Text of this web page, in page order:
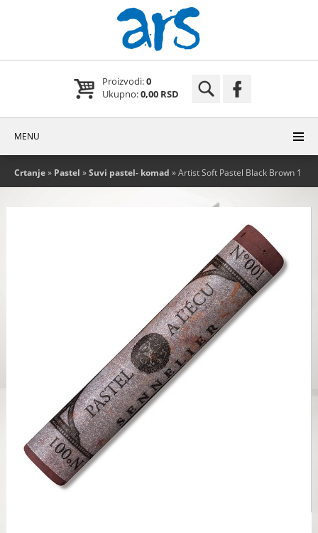
Proizvodi:0
Ukupno:0,00 RSD
MENU
Crtanje» Pastel »Suvi pastel- komad » Artist Soft Pastel Black Brown 1